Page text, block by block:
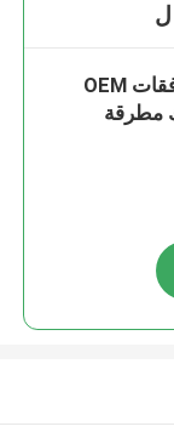
ل
20CrMo الحفر المرفقات OEM
مطرقة